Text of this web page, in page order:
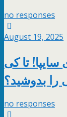
no responses
August 19, 2025
سایپا! تا کی
را بدوشید؟
no responses